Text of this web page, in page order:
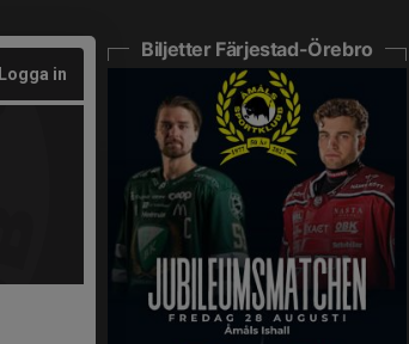
Logga in
Biljetter Färjestad-Örebro